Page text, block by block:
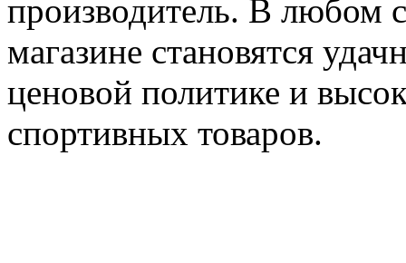
производитель. В любом
магазине становятся
ценовой политике и
спортивных товаров.